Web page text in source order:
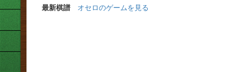
最新棋譜
オセロのゲームを見る